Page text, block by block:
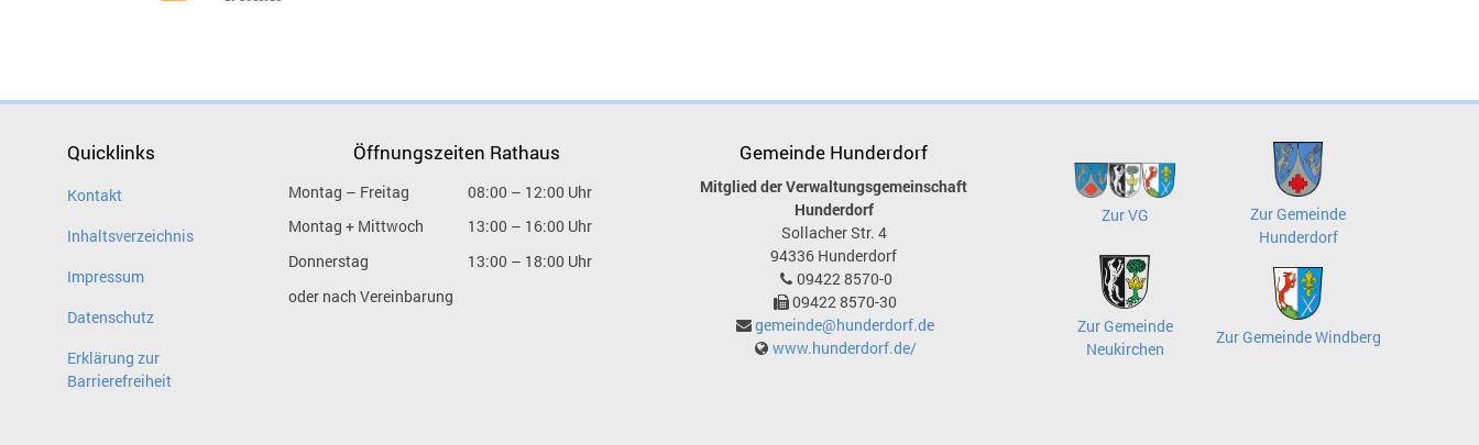
Quicklinks
Kontakt
Inhaltsverzeichnis
Impressum
Datenschutz
Erklärung zur
Barrierefreiheit
Öffnungszeiten Rathaus
Montag – Freitag
08:00 – 12:00 Uhr
Montag + Mittwoch
13:00 – 16:00 Uhr
Donnerstag
13:00 – 18:00 Uhr
oder nach Vereinbarung
Gemeinde Hunderdorf
Mitglied der Verwaltungsgemeinschaft
Hunderdorf
Sollacher Str. 4
94336 Hunderdorf
09422 8570-0
09422 8570-30
gemeinde@hunderdorf.de
www.hunderdorf.de/
Zur VG
Zur Gemeinde
Hunderdorf
Zur Gemeinde
Neukirchen
Zur Gemeinde Windberg